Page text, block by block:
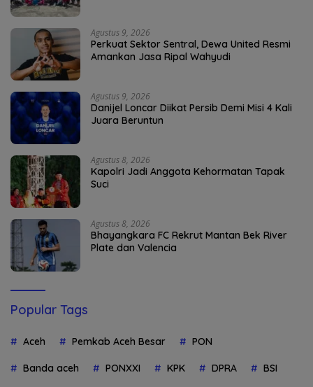
Agustus 9, 2026
Perkuat Sektor Sentral, Dewa United Resmi
Amankan Jasa Ripal Wahyudi
Agustus 9, 2026
Danijel Loncar Diikat Persib Demi Misi 4 Kali
Juara Beruntun
Agustus 8, 2026
Kapolri Jadi Anggota Kehormatan Tapak
Suci
Agustus 8, 2026
Bhayangkara FC Rekrut Mantan Bek River
Plate dan Valencia
Popular Tags
Aceh Pemkab Aceh Besar PON
Banda aceh PONXXI KPK DPRA BSI